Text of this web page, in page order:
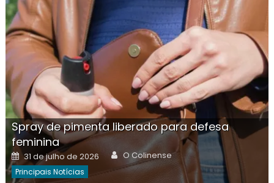
Spray de pimenta liberado para defesa
feminina
Posted
on
31 de julho de 2026 Author
O Colinense
Principais Notícias